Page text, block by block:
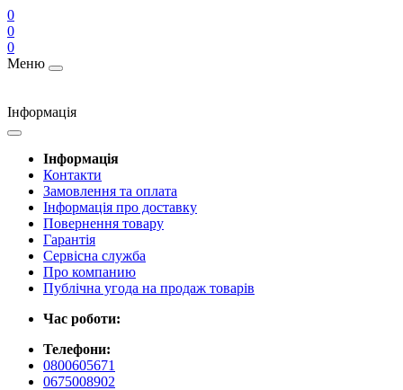
0
0
0
Меню
Інформація
Інформація
Контакти
Замовлення та оплата
Інформація про доставку
Повернення товару
Гарантія
Сервісна служба
Про компанию
Публічна угода на продаж товарів
Час роботи:
Телефони:
0800605671
0675008902